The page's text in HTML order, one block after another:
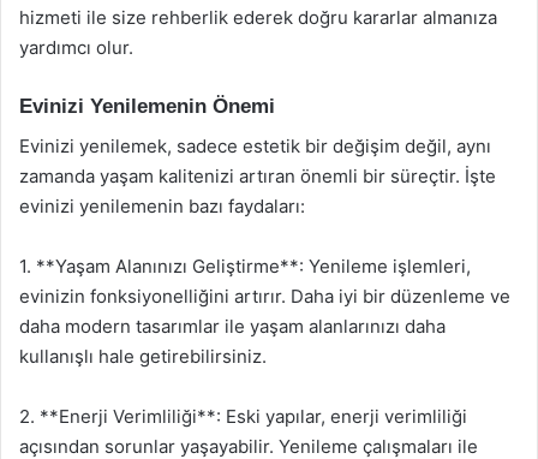
hizmeti ile size rehberlik ederek doğru kararlar almanıza
yardımcı olur.
Evinizi Yenilemenin Önemi
Evinizi yenilemek, sadece estetik bir değişim değil, aynı
zamanda yaşam kalitenizi artıran önemli bir süreçtir. İşte
evinizi yenilemenin bazı faydaları:
1. **Yaşam Alanınızı Geliştirme**: Yenileme işlemleri,
evinizin fonksiyonelliğini artırır. Daha iyi bir düzenleme ve
daha modern tasarımlar ile yaşam alanlarınızı daha
kullanışlı hale getirebilirsiniz.
2. **Enerji Verimliliği**: Eski yapılar, enerji verimliliği
açısından sorunlar yaşayabilir. Yenileme çalışmaları ile